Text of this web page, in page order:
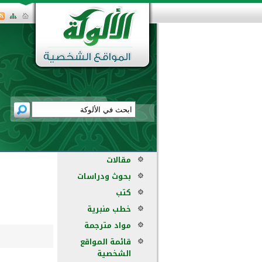
مقالات
بحوث ودراسات
كتب
خطب منبرية
مواد مترجمة
قائمة المواقع
الشخصية